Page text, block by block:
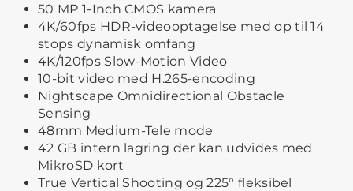
50 MP 1-Inch CMOS kamera
4K/60fps HDR-videooptagelse med op til 14
stops dynamisk omfang
4K/120fps Slow-Motion Video
10-bit video med H.265-encoding
Nightscape Omnidirectional Obstacle
Sensing
48mm Medium-Tele mode
42 GB intern lagring der kan udvides med
MikroSD kort
True Vertical Shooting og 225° fleksibel